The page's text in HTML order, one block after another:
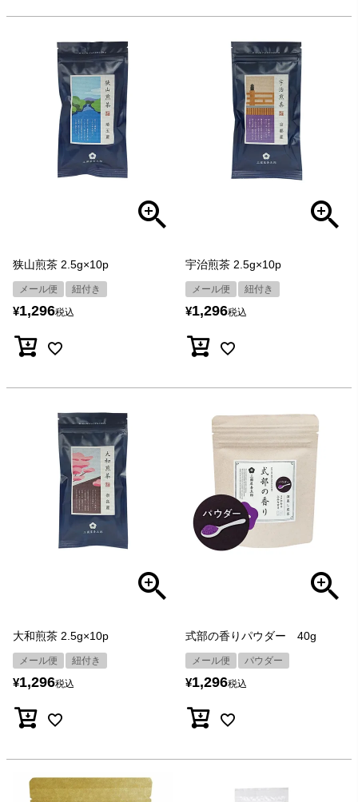
狭山煎茶 2.5g×10p
メール便 紐付き
¥1,296税込
宇治煎茶 2.5g×10p
メール便 紐付き
¥1,296税込
大和煎茶 2.5g×10p
メール便 紐付き
¥1,296税込
式部の香りパウダー 40g
メール便 パウダー
¥1,296税込